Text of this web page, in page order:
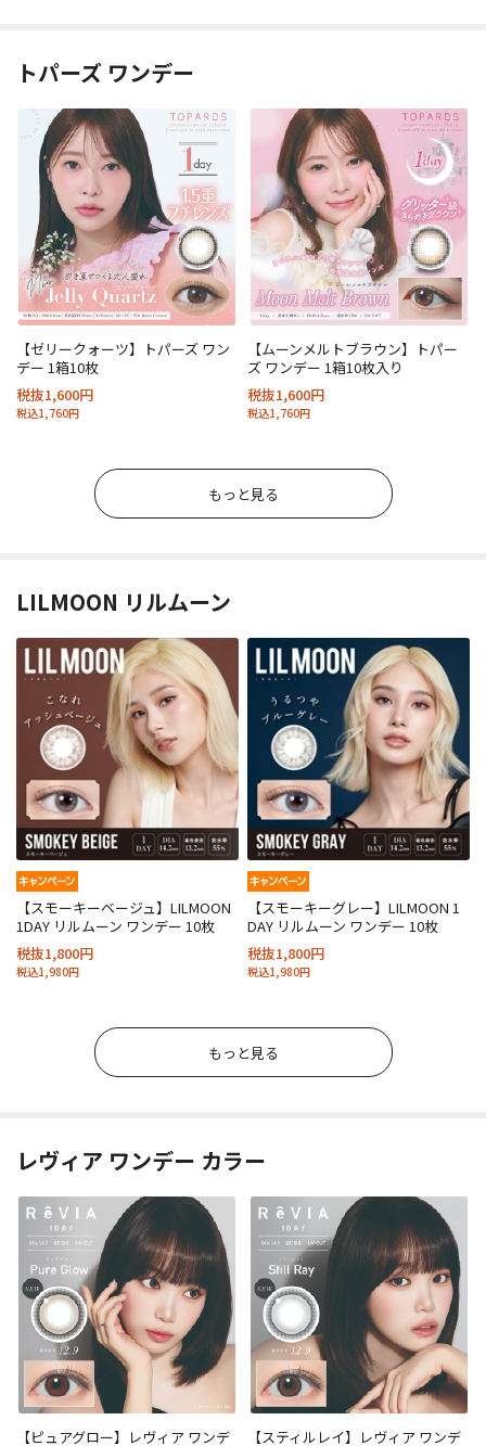
トパーズ ワンデー
【ゼリークォーツ】トパーズ ワン
デー 1箱10枚
税抜1,600円
税込1,760円
【ムーンメルトブラウン】トパー
ズ ワンデー 1箱10枚入り
税抜1,600円
税込1,760円
もっと見る
LILMOON リルムーン
【スモーキーベージュ】LILMOON
1DAY リルムーン ワンデー 10枚
税抜1,800円
税込1,980円
【スモーキーグレー】LILMOON 1
DAY リルムーン ワンデー 10枚
税抜1,800円
税込1,980円
もっと見る
レヴィア ワンデー カラー
【ピュアグロー】レヴィア ワンデ
【スティルレイ】レヴィア ワンデ